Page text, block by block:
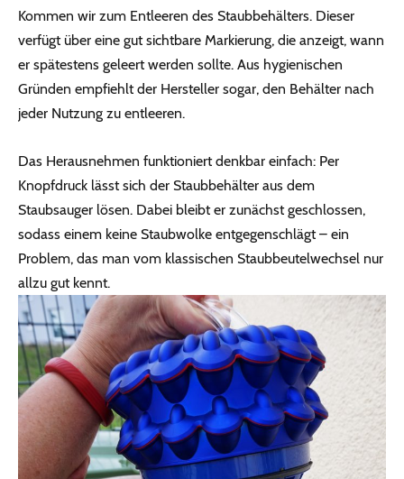
Kommen wir zum Entleeren des Staubbehälters. Dieser
verfügt über eine gut sichtbare Markierung, die anzeigt, wann
er spätestens geleert werden sollte. Aus hygienischen
Gründen empfiehlt der Hersteller sogar, den Behälter nach
jeder Nutzung zu entleeren.
Das Herausnehmen funktioniert denkbar einfach: Per
Knopfdruck lässt sich der Staubbehälter aus dem
Staubsauger lösen. Dabei bleibt er zunächst geschlossen,
sodass einem keine Staubwolke entgegenschlägt – ein
Problem, das man vom klassischen Staubbeutelwechsel nur
allzu gut kennt.